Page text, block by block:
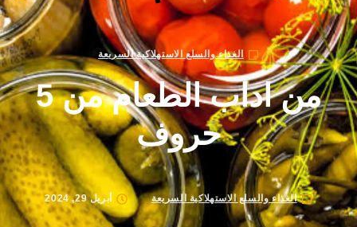
الغذاء والسلع الاستهلاكية السريعة
من اداب الطعام من 5
حروف
الغذاء والسلع الاستهلاكية السريعة أبريل 29, 2024